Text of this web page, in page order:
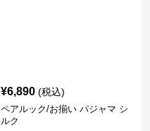
¥6,890 (税込)
ペアルック/お揃い パジャマ シ
ルク